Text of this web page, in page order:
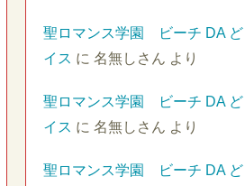
聖ロマンス学園 ビーチ DA ど
イス に 名無しさん より
聖ロマンス学園 ビーチ DA ど
イス に 名無しさん より
聖ロマンス学園 ビーチ DA ど